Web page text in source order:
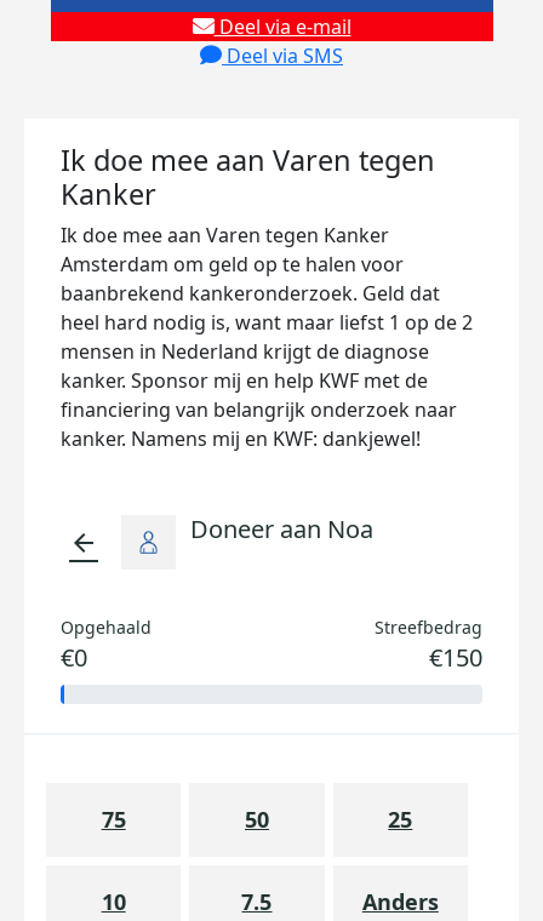
Deel via e-mail
Deel via SMS
Ik doe mee aan Varen tegen
Kanker
Ik doe mee aan Varen tegen Kanker
Amsterdam om geld op te halen voor
baanbrekend kankeronderzoek. Geld dat
heel hard nodig is, want maar liefst 1 op de 2
mensen in Nederland krijgt de diagnose
kanker. Sponsor mij en help KWF met de
financiering van belangrijk onderzoek naar
kanker. Namens mij en KWF: dankjewel!
arrow_back Doneer aan Noa
Opgehaald
€0
Streefbedrag
€150
75 50 25
10 7.5 Anders